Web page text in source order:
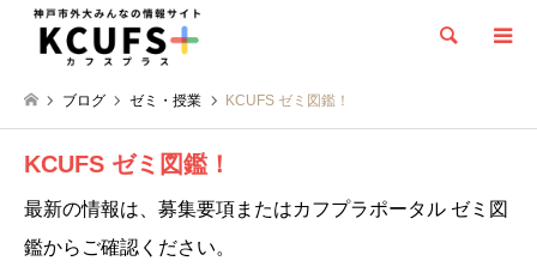
検索
ブログ ゼミ・授業 KCUFS ゼミ図鑑！
KCUFS ゼミ図鑑！
最新の情報は、募集要項またはカフプラポータル ゼミ図
鑑からご確認ください。